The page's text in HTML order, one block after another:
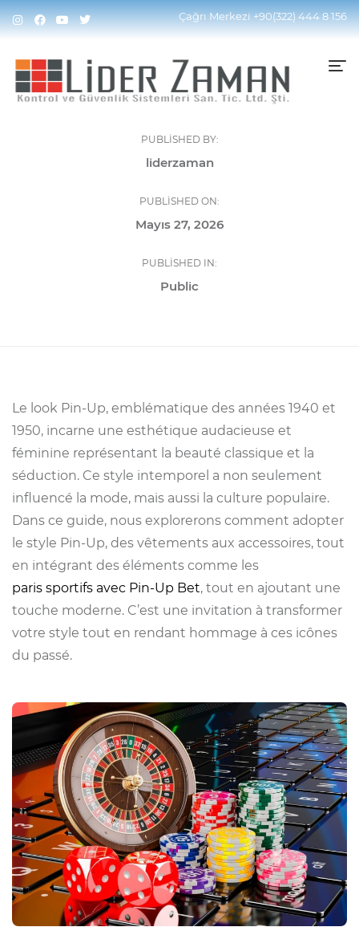
Çağrı Merkezi+90(322) 444 8 156
PUBLISHED BY:
liderzaman
PUBLISHED ON:
Mayıs 27, 2026
PUBLISHED IN:
Public
Le look Pin-Up, emblématique des années 1940 et
1950, incarne une esthétique audacieuse et
féminine représentant la beauté classique et la
séduction. Ce style intemporel a non seulement
influencé la mode, mais aussi la culture populaire.
Dans ce guide, nous explorerons comment adopter
le style Pin-Up, des vêtements aux accessoires, tout
en intégrant des éléments comme les
paris sportifs avec Pin-Up Bet, tout en ajoutant une
touche moderne. C’est une invitation à transformer
votre style tout en rendant hommage à ces icônes
du passé.